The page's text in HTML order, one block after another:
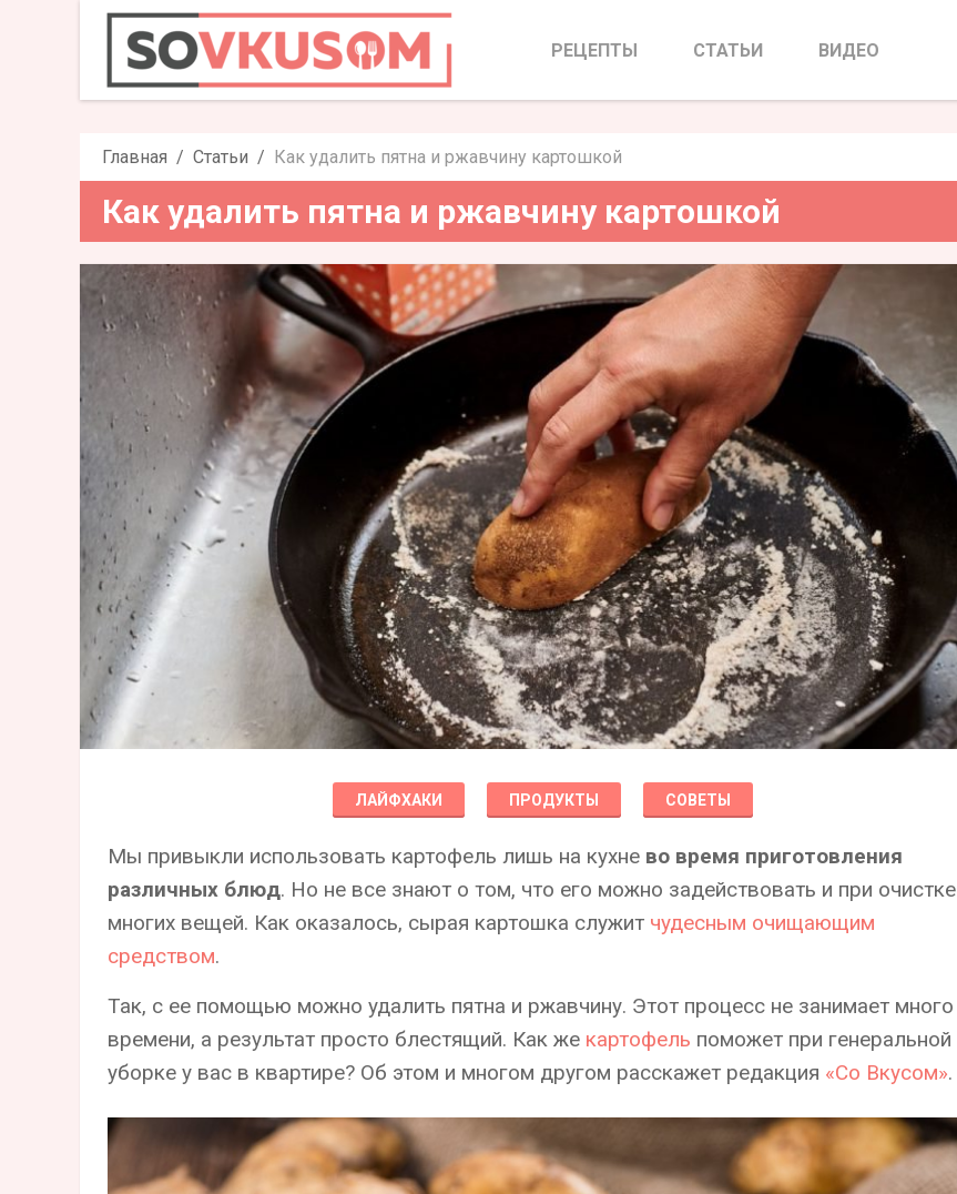
Как удалить пятна и ржавчину картошкой
РЕЦЕПТЫ СТАТЬИ ВИДЕО
Главная Статьи Как удалить пятна и ржавчину картошкой
Как удалить пятна и ржавчину картошкой
ЛАЙФХАКИ ПРОДУКТЫ СОВЕТЫ
Мы привыкли использовать картофель лишь на кухне во время приготовления
различных блюд. Но не все знают о том, что его можно задействовать и при очистке
многих вещей. Как оказалось, сырая картошка служит чудесным очищающим
средством.
Так, с ее помощью можно удалить пятна и ржавчину. Этот процесс не занимает много
времени, а результат просто блестящий. Как же картофель поможет при генеральной
уборке у вас в квартире? Об этом и многом другом расскажет редакция «Со Вкусом».